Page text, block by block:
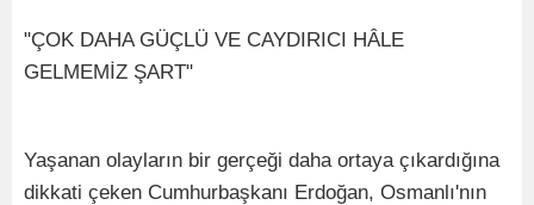
"ÇOK DAHA GÜÇLÜ VE CAYDIRICI HÂLE
GELMEMİZ ŞART"
Yaşanan olayların bir gerçeği daha ortaya çıkardığına
dikkati çeken Cumhurbaşkanı Erdoğan, Osmanlı'nın